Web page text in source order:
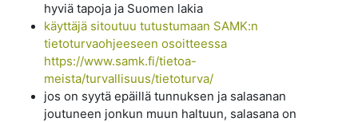
hyviä tapoja ja Suomen lakia
käyttäjä sitoutuu tutustumaan SAMK:n
tietoturvaohjeeseen osoitteessa
https://www.samk.fi/tietoa-
meista/turvallisuus/tietoturva/
jos on syytä epäillä tunnuksen ja salasanan
joutuneen jonkun muun haltuun, salasana on